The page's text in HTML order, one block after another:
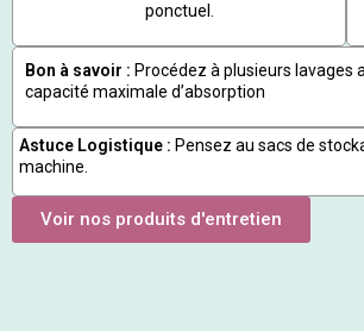
ponctuel.
Bon à savoir : Procédez à plusieurs lavages
capacité maximale d’absorption
Astuce Logistique : Pensez au sacs de
machine.
Voir nos produits d'entretien